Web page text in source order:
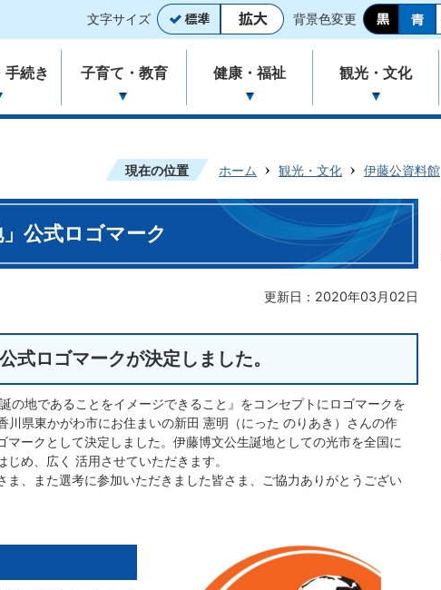
文字サイズ 背景色変更
手続き 子育て・教育 健康・福祉 観光・文化
現在の位置 ホーム 観光・文化 伊藤公資料館
」公式ロゴマーク
更新日：2020年03月02日
式ロゴマークが決定しました。
の地であることをイメージできること』をコンセプトにロゴマークを
川県東かがわ市にお住まいの新田 憲明（にった のりあき）さんの作
ークとして決定しました。伊藤博文公生誕地としての光市を全国に
め、広く 活用させていただきます。
ま、また選考に参加いただきました皆さま、ご協力ありがとうござい